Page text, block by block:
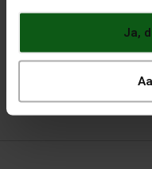
Ja,
Transparant